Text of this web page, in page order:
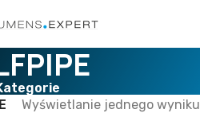
Wyświetlanie jednego wyniku